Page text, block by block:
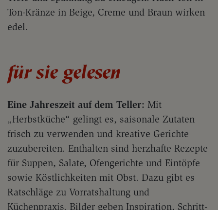
Ton-Kränze in Beige, Creme und Braun wirken
edel.
für sie gelesen
Eine Jahreszeit auf dem Teller: Mit
„Herbstküche“ gelingt es, saisonale Zutaten
frisch zu verwenden und kreative Gerichte
zuzubereiten. Enthalten sind herzhafte Rezepte
für Suppen, Salate, Ofengerichte und Eintöpfe
sowie Köstlichkeiten mit Obst. Dazu gibt es
Ratschläge zu Vorratshaltung und
Küchenpraxis. Bilder geben Inspiration, Schritt-